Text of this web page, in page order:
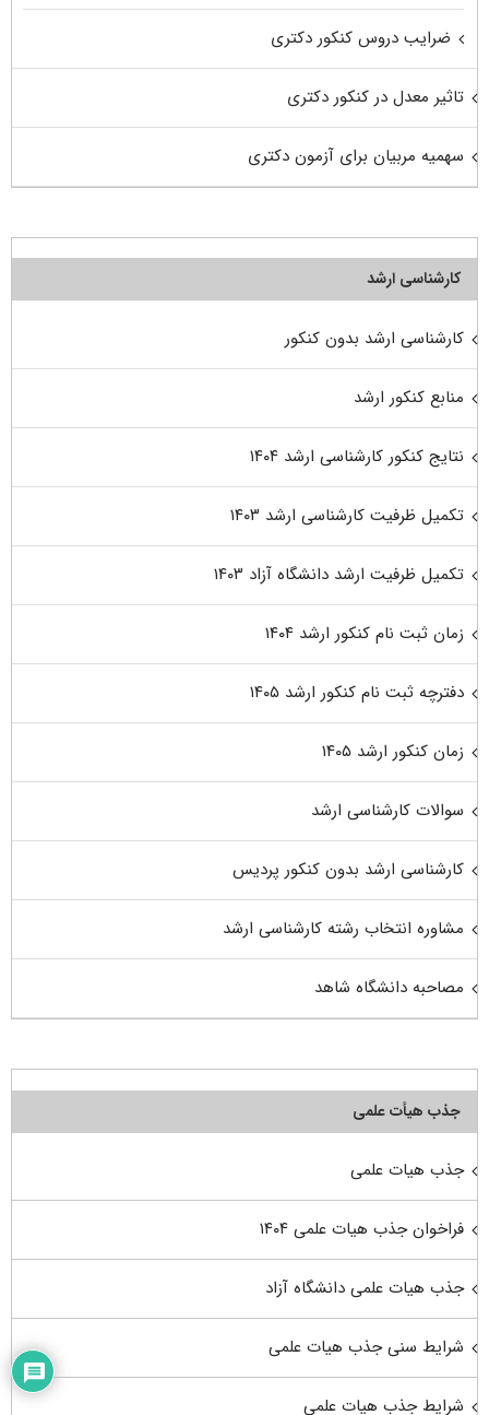
ضرایب دروس کنکور دکتری
تاثیر معدل در کنکور دکتری
سهمیه مربیان برای آزمون دکتری
کارشناسی ارشد
کارشناسی ارشد بدون کنکور
منابع کنکور ارشد
نتایج کنکور کارشناسی ارشد ۱۴۰۴
تکمیل ظرفیت کارشناسی ارشد ۱۴۰۳
تکمیل ظرفیت ارشد دانشگاه آزاد ۱۴۰۳
زمان ثبت نام کنکور ارشد ۱۴۰۴
دفترچه ثبت نام کنکور ارشد ۱۴۰۵
زمان کنکور ارشد ۱۴۰۵
سوالات کارشناسی ارشد
کارشناسی ارشد بدون کنکور پردیس
مشاوره انتخاب رشته کارشناسی ارشد
مصاحبه دانشگاه شاهد
جذب هیأت علمی
جذب هیات علمی
فراخوان جذب هیات علمی ۱۴۰۴
جذب هیات علمی دانشگاه آزاد
شرایط سنی جذب هیات علمی
شرایط جذب هیات علمی